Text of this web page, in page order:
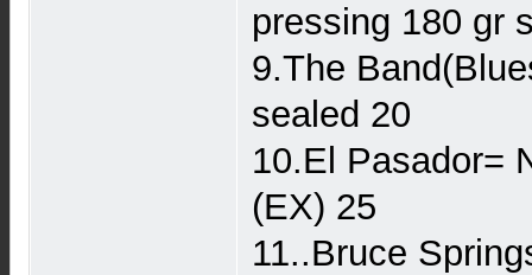
pressing 180 gr
9.The
sealed 20
10.El Pasador=
(EX) 25
11..Bruce